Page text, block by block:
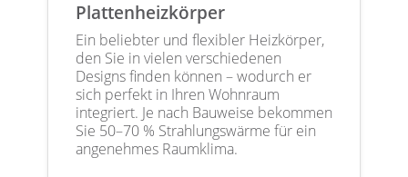
Plattenheizkörper
Ein beliebter und flexibler Heizkörper,
den Sie in vielen verschiedenen
Designs finden können – wodurch er
sich perfekt in Ihren Wohnraum
integriert. Je nach Bauweise bekommen
Sie 50–70 % Strahlungswärme für ein
angenehmes Raumklima.